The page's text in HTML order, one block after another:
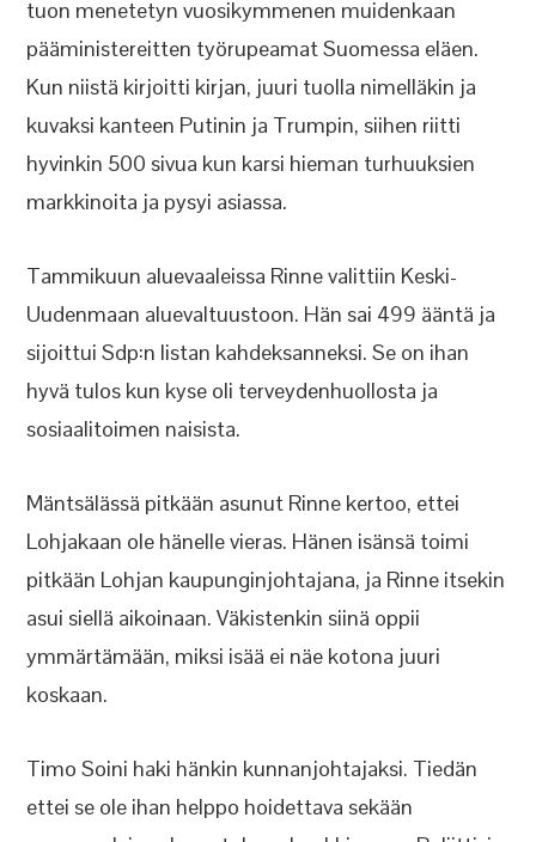
tuon menetetyn vuosikymmenen muidenkaan
pääministereitten työrupeamat Suomessa eläen.
Kun niistä kirjoitti kirjan, juuri tuolla nimelläkin ja
kuvaksi kanteen Putinin ja Trumpin, siihen riitti
hyvinkin 500 sivua kun karsi hieman turhuuksien
markkinoita ja pysyi asiassa.
Tammikuun aluevaaleissa Rinne valittiin Keski-
Uudenmaan aluevaltuustoon. Hän sai 499 ääntä ja
sijoittui Sdp:n listan kahdeksanneksi. Se on ihan
hyvä tulos kun kyse oli terveydenhuollosta ja
sosiaalitoimen naisista.
Mäntsälässä pitkään asunut Rinne kertoo, ettei
Lohjakaan ole hänelle vieras. Hänen isänsä toimi
pitkään Lohjan kaupunginjohtajana, ja Rinne itsekin
asui siellä aikoinaan. Väkistenkin siinä oppii
ymmärtämään, miksi isää ei näe kotona juuri
koskaan.
Timo Soini haki hänkin kunnanjohtajaksi. Tiedän
ettei se ole ihan helppo hoidettava sekään